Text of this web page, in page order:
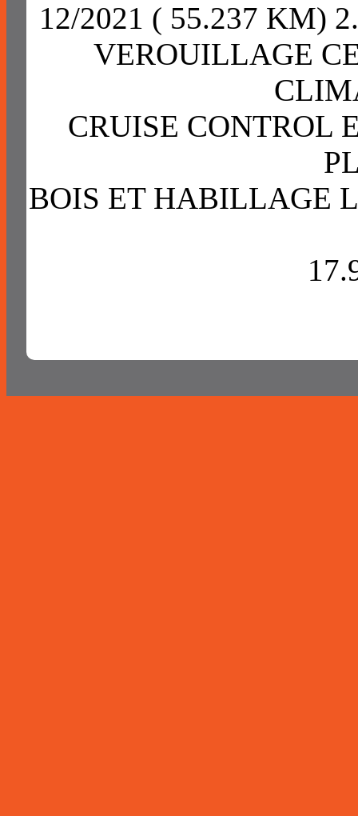
12/2021 ( 55.237 KM)
VEROUILLAGE
CRUISE CONTROL
BOIS ET HABILLAGE